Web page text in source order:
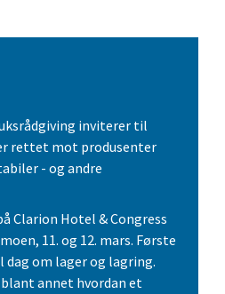
inviterer til
rettet mot produsenter
- og andre
Clarion Hotel & Congress
11. og 12. mars. Første
dag om lager og lagring.
annet hvordan et